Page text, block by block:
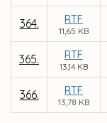
364. RTF
11,65 KB
365. RTF
13,14 KB
366. RTF
13,78 KB